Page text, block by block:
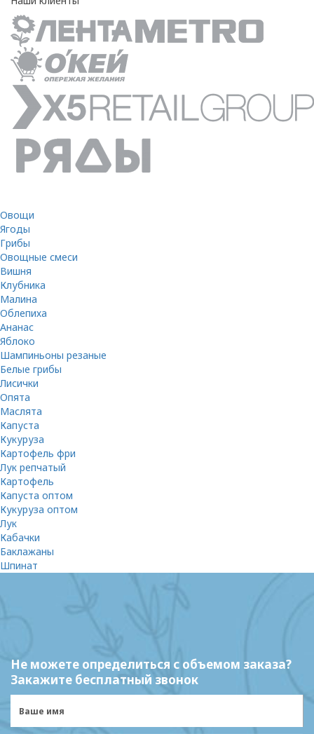
Овощи
Ягоды
Грибы
Овощные смеси
Вишня
Клубника
Малина
Облепиха
Ананас
Яблоко
Шампиньоны резаные
Белые грибы
Лисички
Опята
Маслята
Капуста
Кукуруза
Картофель фри
Лук репчатый
Картофель
Капуста оптом
Кукуруза оптом
Лук
Кабачки
Баклажаны
Шпинат
Не можете определиться с объемом заказа?
Закажите бесплатный звонок